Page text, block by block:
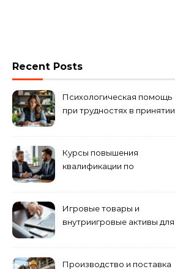
Recent Posts
Психологическая помощь
при трудностях в принятии
Курсы повышения
квалификации по
Игровые товары и
внутриигровые активы для
приобретения
Производство и поставка